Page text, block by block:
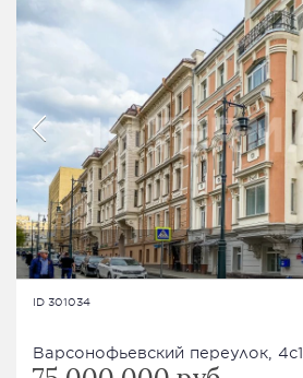
ID 301034
Варсонофьевский переулок, 4с1